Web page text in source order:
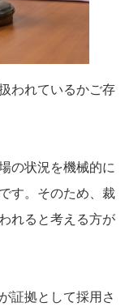
われているかご存
の状況を機械的に
す。そのため、裁
れると考える方が
証拠として採用さ